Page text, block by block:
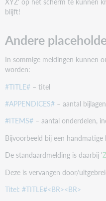
0167
Uw
Onbekend
Onbekend
0202
Dit exemplaar
blijft!
Andere
In sommige meldingen kunnen
worden:
#TITLE# – titel
#APPENDICES# – aantal bijlagen
#ITEMS# – aantal onderdelen,
Bijvoorbeeld bij een handmatige
De standaardmelding is daarbij '
Deze is vervangen door/
Titel: #TITLE#<BR><BR>